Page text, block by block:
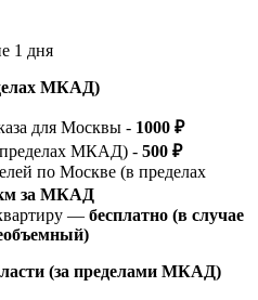
1 дня
МКАД)
для Москвы - 1000 ₽
пределах МКАД) - 500 ₽
по Москве (в пределах
км за МКАД
— бесплатно (в случае
(за пределами МКАД)